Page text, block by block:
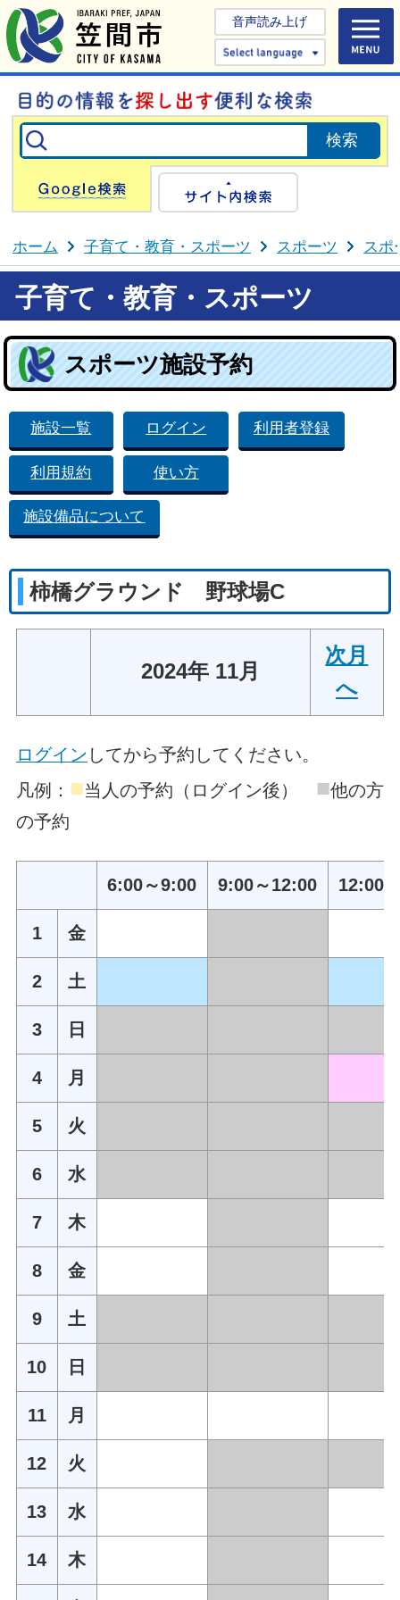
音声読み上げ
Select
Google検索
ホーム 子育て・教育・スポーツ スポーツ スポ
子育て・教育・スポーツ
スポーツ施設予約
施設一覧 ログイン 利用者登録
利用規約 使い方
施設備品について
柿橋グラウンド 野球場C
2024年 11月
次月
へ
ログイン してから予約してください。
凡例： ■当人の予約（ログイン後） ■他の方
の予約
6:00～9:00 9:00～12:00 12:00
1 金
2 土
3 日
4 月
5 火
6 水
7 木
8 金
9 土
10 日
11 月
12 火
13 水
14 木